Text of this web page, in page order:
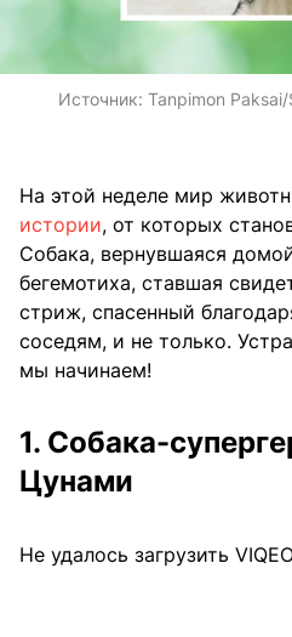
Источник: Tanpimon
На этой неделе мир
истории, от которых
Собака, вернувшаяся
бегемотиха, ставшая
стриж, спасенный
соседям, и не только.
мы начинаем!
1. Собака-
Цунами
Не удалось загрузить